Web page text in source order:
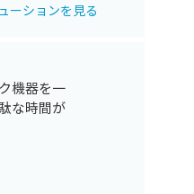
ーションを見る
機器を一
な時間が